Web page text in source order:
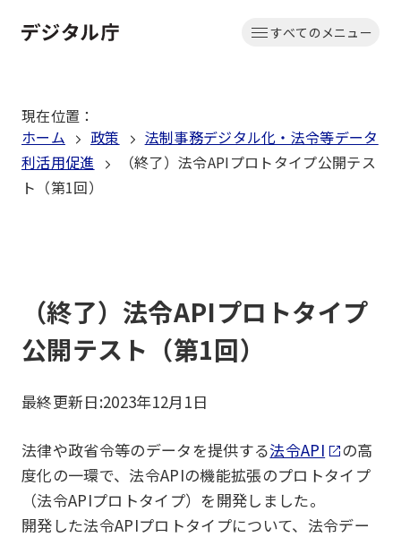
文
動
すべてのメニュー
現在位置 ：
ホーム
政策
法制事務デジタル化・法令等データ
利活用促進
（終了）法令APIプロトタイプ公開テス
ト（第1回）
（終了）法令APIプロトタイプ
公開テスト（第1回）
最終更新日:2023年12月1日
法律や政省令等のデータを提供する法令API
の高
度化の一環で、法令APIの機能拡張のプロトタイプ
（法令APIプロトタイプ）を開発しました。
開発した法令APIプロトタイプについて、法令デー